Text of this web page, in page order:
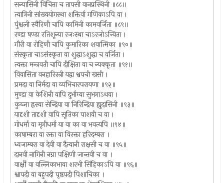
सन्यासिनी विचित्ता च तापसी वानप्रस्थिनी ॥८८॥
त्यागिनी सांख्ययोगस्था शक्तिर्वा गणिकाऽपि वा ।
पुंश्चली स्वैरिणी चापि कामिनी कामवर्जिता ॥८९॥
रण्डा षण्ढा रतिशून्या रजःस्था चाऽरजोऽन्विता ।
गौरी वा रोहिणी चापि कुमारिका शवात्मिका ॥९०॥
संस्कृता चाऽसंस्कृता वा शुद्धाऽशुद्धा च वर्जिता ।
त्यक्ता मन्त्रवती चापि दीक्षिता वा च न्यक्कृता ॥९१॥
विवासिता वनहारिस्त्री यद्वा श्वपची खसी ।
प्रमदा वा निर्मदा वा व्यभिचारपरायणा ॥९२॥
मुण्डा वा केशिनी वापि दुर्भाग्या सुभगाऽथवा ।
कुब्जा ह्रस्वा सेन्द्रिया वा निरिन्द्रिया ह्युदासिनी ॥९३॥
यादृशी तादृशी वापि सूतिका पाशवी च वा ।
गोधर्मा वा मृगीधर्मा या वा का वा भवत्यपि ॥९४॥
काषाम्बरा वा रक्ता वा विरक्ता हरिदम्बरा ।
ध्वजाम्बरा वा देवी वा दैत्यानी राक्षसी च वा ॥९५॥
दानवी नागिनी नग्ना पक्षिणी जान्तवी च वा ।
वार्क्षी वा वल्लिकाभावा शरभी सिंहिकाऽपि वा ॥९६॥
श्वापदी वा बहुपदी पृष्ठपदी पिशाचिका ।